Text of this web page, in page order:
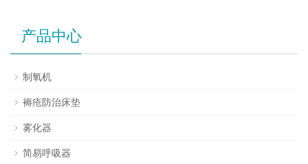
产品中心
制氧机
褥疮防治床垫
雾化器
简易呼吸器